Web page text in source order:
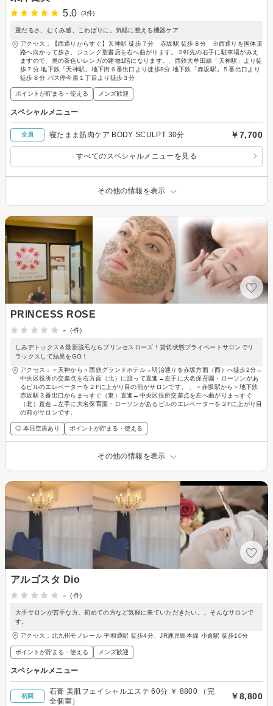
5.0
(3件)
重だるさ、むくみ感、こわばりに。気軽に整える機器ケア
アクセス：【西通りからすぐ】天神駅 徒歩７分 赤坂駅 徒歩８分 ※西通りを国体道
路へ向かって歩き、ジュンク堂書店を右へ曲がります。２軒先の右手に駐車場がみえ
ますので、奥の茶色いレンガの建物1階になります。、西鉄大牟田線「天神駅」より徒
歩７分 地下鉄「天神駅」地下街６番出口より徒歩8分 地下鉄「赤坂駅」５番出口より
徒歩８分 バス停今泉１丁目より徒歩３分
ポイントが貯まる・使える メンズ歓迎
スペシャルメニュー
全員 寝たまま筋肉ケア BODY SCULPT 30分 ￥7,700
すべてのスペシャルメニューを見る
その他の情報を表示
PRINCESS ROSE
-
(-件)
しみデトックス＆最新脱毛ならプリンセスローズ！貸切状態プライベートサロンでリ
ラックスして結果をGO！
アクセス：＜天神から＞西鉄グランドホテル→明治通りを赤坂方面（西）へ徒歩2分→
中央区役所の交差点を右方面（北）に渡って直進→左手に大名保育園・ローソンがあ
るビルのエレベーターを２Fに上がり目の前がサロンです。 、＜赤坂駅から＞地下鉄
赤坂駅３番出口からまっすぐ（東）直進→中央区役所交差点を左へ曲がりまっすぐ
（北）直進→左手に大名保育園・ローソンがあるビルのエレベーターを２Fに上がり目
の前がサロンです。
◎ 本日空席あり ポイントが貯まる・使える
その他の情報を表示
アルゴスタ Dio
-
(-件)
大手サロンが苦手な方、初めての方など気軽に来ていただきたい。。そんなサロンで
す。
アクセス：北九州モノレール 平和通駅 徒歩4分、JR鹿児島本線 小倉駅 徒歩10分
ポイントが貯まる・使える メンズ歓迎
スペシャルメニュー
初回
石膏 美肌フェイシャルエステ 60分 ￥ 8800 （完
全個室）
￥8,800